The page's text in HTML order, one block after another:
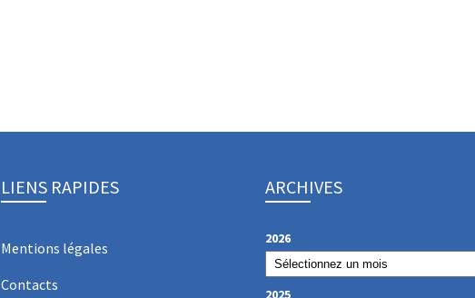
LIENS RAPIDES
Mentions légales
Contacts
ARCHIVES
2026
2025